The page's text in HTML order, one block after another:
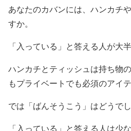
あなたのカバンには、ハンカチ
すか。
「入っている」と答える人が大
ハンカチとティッシュは持ち物
もプライベートでも必須のアイテ
では「ばんそうこう」はどうでし
「入っている」と答える人は少